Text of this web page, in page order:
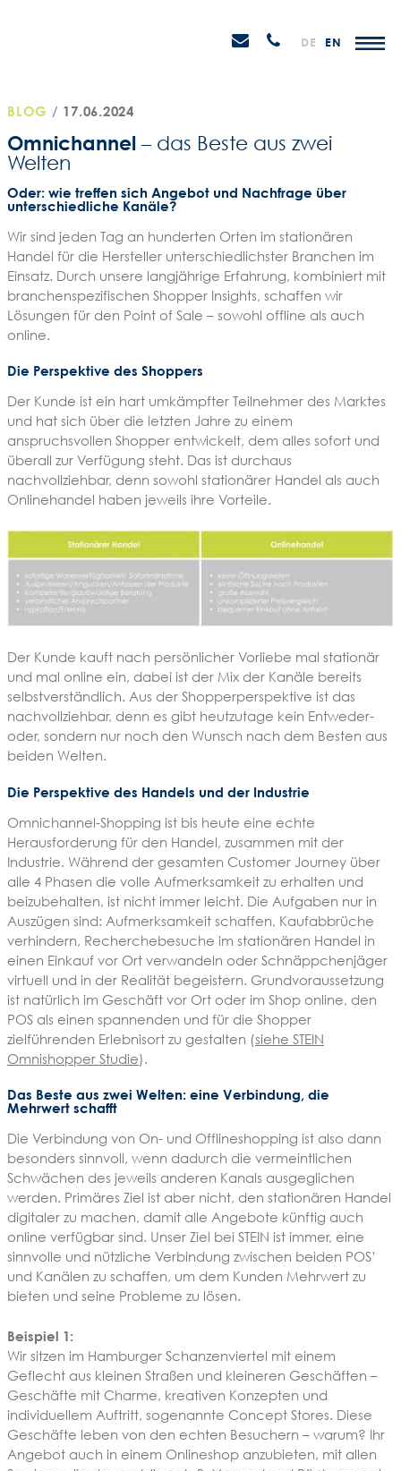
Email Anrufen
DE EN
BLOG / 17.06.2024
Omnichannel– das Beste aus zwei
Welten
Oder: wie treffen sich Angebot und Nachfrage über
unterschiedliche Kanäle?
Wir sind jeden Tag an hunderten Orten im stationären
Handel für die Hersteller unterschiedlichster Branchen im
Einsatz. Durch unsere langjährige Erfahrung, kombiniert mit
branchenspezifischen Shopper Insights, schaffen wir
Lösungen für den Point of Sale – sowohl offline als auch
online.
Die Perspektive des Shoppers
Der Kunde ist ein hart umkämpfter Teilnehmer des Marktes
und hat sich über die letzten Jahre zu einem
anspruchsvollen Shopper entwickelt, dem alles sofort und
überall zur Verfügung steht. Das ist durchaus
nachvollziehbar, denn sowohl stationärer Handel als auch
Onlinehandel haben jeweils ihre Vorteile.
Der Kunde kauft nach persönlicher Vorliebe mal stationär
und mal online ein, dabei ist der Mix der Kanäle bereits
selbstverständlich. Aus der Shopperperspektive ist das
nachvollziehbar, denn es gibt heutzutage kein Entweder-
oder, sondern nur noch den Wunsch nach dem Besten aus
beiden Welten.
Die Perspektive des Handels und der Industrie
Omnichannel-Shopping ist bis heute eine echte
Herausforderung für den Handel, zusammen mit der
Industrie. Während der gesamten Customer Journey über
alle 4 Phasen die volle Aufmerksamkeit zu erhalten und
beizubehalten, ist nicht immer leicht. Die Aufgaben nur in
Auszügen sind: Aufmerksamkeit schaffen, Kaufabbrüche
verhindern, Recherchebesuche im stationären Handel in
einen Einkauf vor Ort verwandeln oder Schnäppchenjäger
virtuell und in der Realität begeistern. Grundvoraussetzung
ist natürlich im Geschäft vor Ort oder im Shop online, den
POS als einen spannenden und für die Shopper
zielführenden Erlebnisort zu gestalten (siehe STEIN
Omnishopper Studie).
Das Beste aus zwei Welten: eine Verbindung, die
Mehrwert schafft
Die Verbindung von On- und Offlineshopping ist also dann
besonders sinnvoll, wenn dadurch die vermeintlichen
Schwächen des jeweils anderen Kanals ausgeglichen
werden. Primäres Ziel ist aber nicht, den stationären Handel
digitaler zu machen, damit alle Angebote künftig auch
online verfügbar sind. Unser Ziel bei STEIN ist immer, eine
sinnvolle und nützliche Verbindung zwischen beiden POS’
und Kanälen zu schaffen, um dem Kunden Mehrwert zu
bieten und seine Probleme zu lösen.
Beispiel 1:
Wir sitzen im Hamburger Schanzenviertel mit einem
Geflecht aus kleinen Straßen und kleineren Geschäften –
Geschäfte mit Charme, kreativen Konzepten und
individuellem Auftritt, sogenannte Concept Stores. Diese
Geschäfte leben von den echten Besuchern – warum? Ihr
Angebot auch in einem Onlineshop anzubieten, mit allen